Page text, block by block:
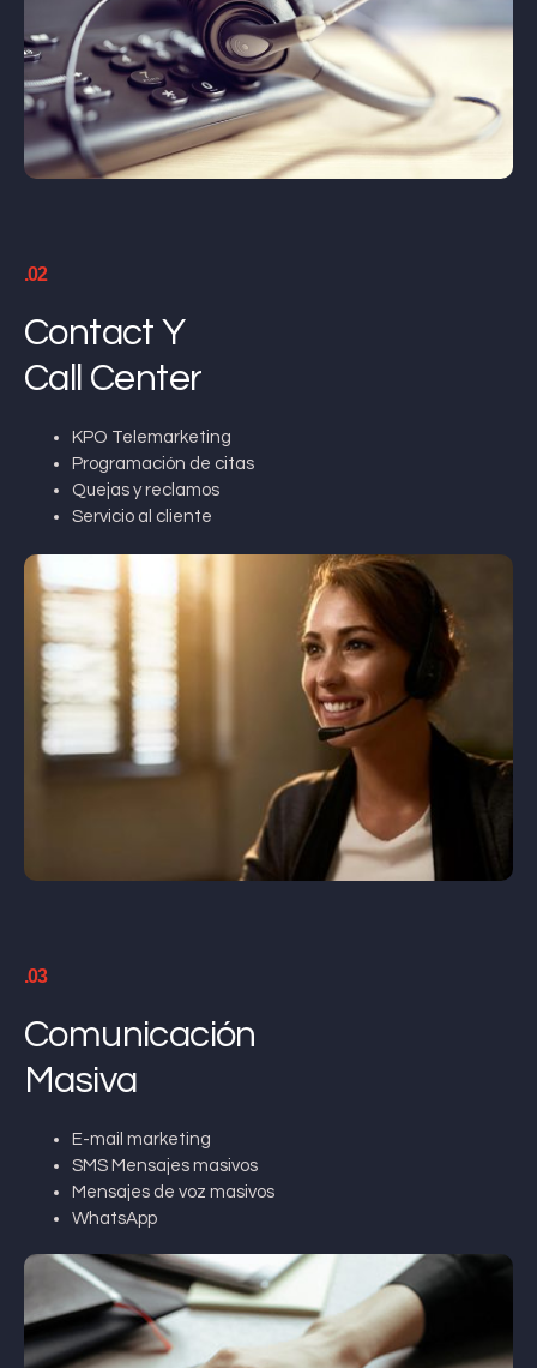
.02
Contact Y
Call Center
KPO Telemarketing
Programación de citas
Quejas y reclamos
Servicio al cliente
.03
Comunicación
Masiva
E-mail marketing
SMS Mensajes masivos
Mensajes de voz masivos
WhatsApp